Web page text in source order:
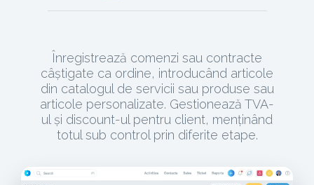
Înregistrează comenzi sau contracte
câștigate ca ordine, introducând articole
din catalogul de servicii sau produse sau
articole personalizate. Gestionează TVA-
ul și discount-ul pentru client, menținând
totul sub control prin diferite etape.